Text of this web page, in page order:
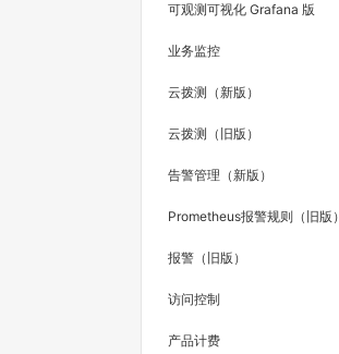
可观测可视化 Grafana 版
业务监控
云拨测（新版）
云拨测（旧版）
告警管理（新版）
Prometheus报警规则（旧版）
报警（旧版）
访问控制
产品计费